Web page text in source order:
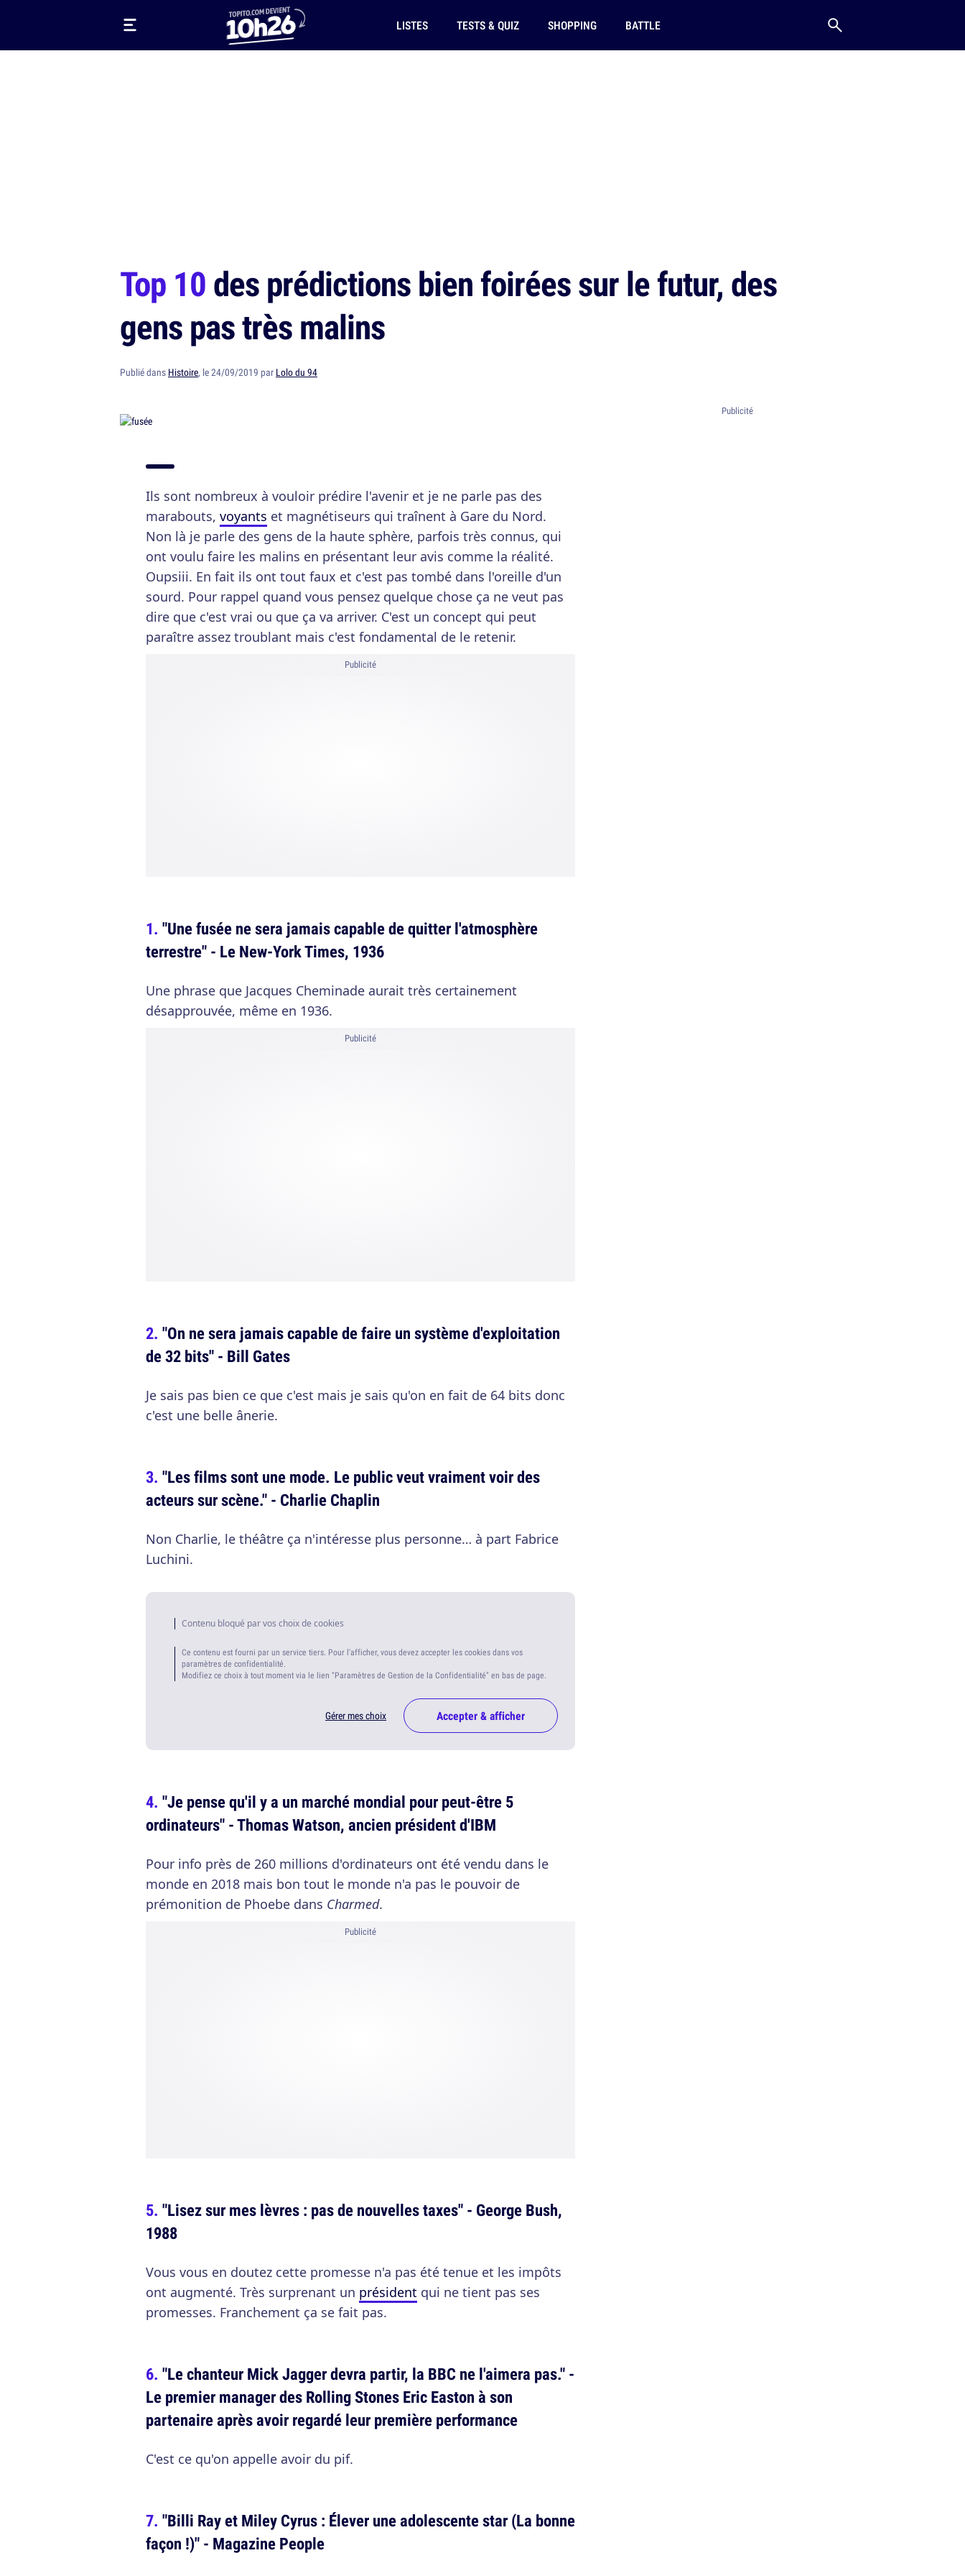
LISTES TESTS & QUIZ SHOPPING BATTLE
Top 10des prédictions bien foirées sur le futur, des
gens pas très malins
Publié dans Histoire, le 24/09/2019 par Lolo du 94
Ils sont nombreux à vouloir prédire l'avenir et je ne parle pas des
marabouts, voyants et magnétiseurs qui traînent à Gare du Nord.
Non là je parle des gens de la haute sphère, parfois très connus, qui
ont voulu faire les malins en présentant leur avis comme la réalité.
Oupsiii. En fait ils ont tout faux et c'est pas tombé dans l'oreille d'un
sourd. Pour rappel quand vous pensez quelque chose ça ne veut pas
dire que c'est vrai ou que ça va arriver. C'est un concept qui peut
paraître assez troublant mais c'est fondamental de le retenir.
Publicité
"Une fusée ne sera jamais capable de quitter l'atmosphère
terrestre" - Le New-York Times, 1936
Une phrase que Jacques Cheminade aurait très certainement
désapprouvée, même en 1936.
Publicité
"On ne sera jamais capable de faire un système d'exploitation
de 32 bits" - Bill Gates
Je sais pas bien ce que c'est mais je sais qu'on en fait de 64 bits donc
c'est une belle ânerie.
"Les films sont une mode. Le public veut vraiment voir des
acteurs sur scène." - Charlie Chaplin
Non Charlie, le théâtre ça n'intéresse plus personne… à part Fabrice
Luchini.
Contenu bloqué par vos choix de cookies
Ce contenu est fourni par un service tiers. Pour l'afficher, vous devez accepter les cookies dans vos
paramètres de confidentialité.
Modifiez ce choix à tout moment via le lien "Paramètres de Gestion de la Confidentialité" en bas de page.
Gérer mes choix Accepter & afficher
"Je pense qu'il y a un marché mondial pour peut-être 5
ordinateurs" - Thomas Watson, ancien président d'IBM
Pour info près de 260 millions d'ordinateurs ont été vendu dans le
monde en 2018 mais bon tout le monde n'a pas le pouvoir de
prémonition de Phoebe dans Charmed.
Publicité
"Lisez sur mes lèvres : pas de nouvelles taxes" - George Bush,
1988
Vous vous en doutez cette promesse n'a pas été tenue et les impôts
ont augmenté. Très surprenant un président qui ne tient pas ses
promesses. Franchement ça se fait pas.
"Le chanteur Mick Jagger devra partir, la BBC ne l'aimera pas." -
Le premier manager des Rolling Stones Eric Easton à son
partenaire après avoir regardé leur première performance
C'est ce qu'on appelle avoir du pif.
"Billi Ray et Miley Cyrus : Élever une adolescente star (La bonne
façon !)" - Magazine People